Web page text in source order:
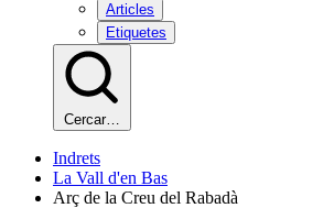
Articles
Etiquetes
Cercar…
Indrets
La Vall d'en Bas
Arç de la Creu del Rabadà